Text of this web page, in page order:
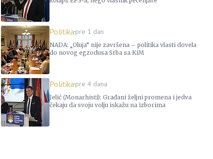
Politikapre 1 dan
NADA: „Oluja“ nije završena – politika vlasti dovela
do novog egzodusa Srba sa KiM
Politikapre 4 dana
Jelić (Monarhisti): Građani željni promena i jedva
čekaju da svoju volju iskažu na izborima